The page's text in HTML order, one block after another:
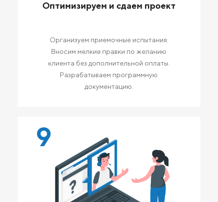
Оптимизируем и сдаем проект
Организуем приемочные испытания.
Вносим мелкие правки по желанию
клиента без дополнительной оплаты.
Разрабатываем программную
документацию.
9